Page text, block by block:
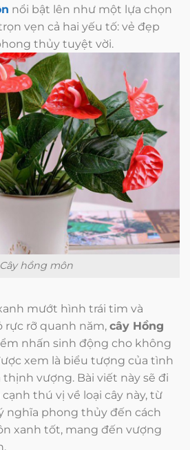
nổi bật lên như một lựa chọn
vẹn cả hai yếu tố: vẻ đẹp
thủy tuyệt vời.
Cây hồng môn
mướt hình trái tim và
rực rỡ quanh năm, cây Hồng
nhấn sinh động cho không
xem là biểu tượng của tình
thịnh vượng. Bài viết này sẽ đi
thú vị về loại cây này, từ
nghĩa phong thủy đến cách
xanh tốt, mang đến vượng